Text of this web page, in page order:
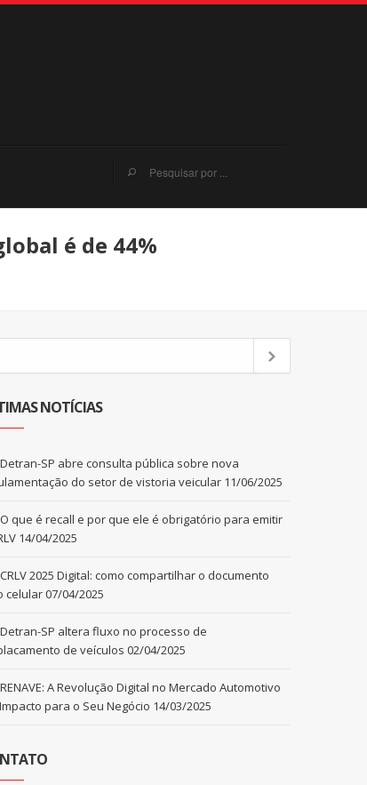
é de 44%
NOTÍCIAS
Detran-SP abre consulta pública sobre nova
do setor de vistoria veicular 11/06/2025
O que é recall e por que ele é obrigatório para emitir
14/04/2025
CRLV 2025 Digital: como compartilhar o documento
celular07/04/2025
Detran-SP altera fluxo no processo de
de veículos 02/04/2025
RENAVE: A Revolução Digital no Mercado Automotivo
para o Seu Negócio 14/03/2025